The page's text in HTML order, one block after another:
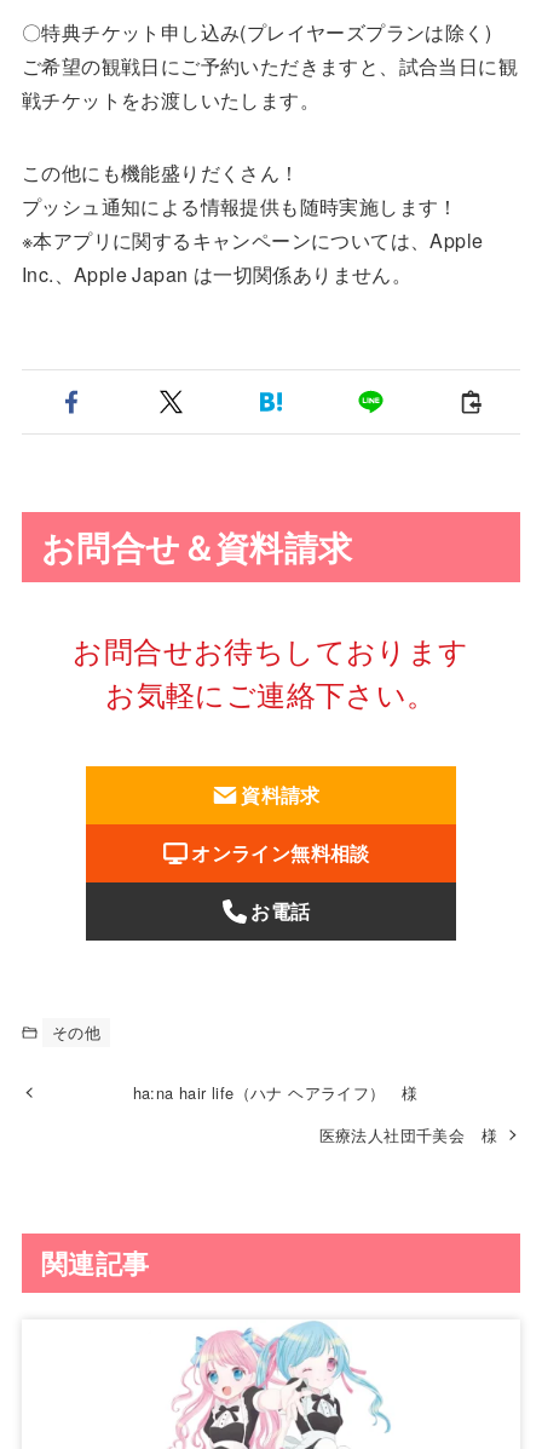
〇特典チケット申し込み(プレイヤーズプランは除く)
ご希望の観戦日にご予約いただきますと、試合当日に観
戦チケットをお渡しいたします。
この他にも機能盛りだくさん！
プッシュ通知による情報提供も随時実施します！
※本アプリに関するキャンペーンについては、Apple
Inc.、Apple Japan は一切関係ありません。
お問合せ＆資料請求
お問合せお待ちしております
お気軽にご連絡下さい。
資料請求
オンライン無料相談
お電話
その他
ha:na hair life（ハナ ヘアライフ） 様
医療法人社団千美会 様
関連記事